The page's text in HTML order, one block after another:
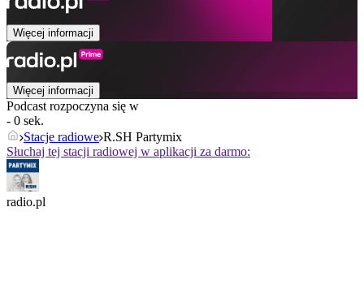
Więcej informacji
Więcej informacji
Podcast rozpoczyna się w
- 0 sek.
Stacje radiowe R.SH Partymix
Słuchaj tej stacji radiowej w aplikacji za darmo:
radio.pl